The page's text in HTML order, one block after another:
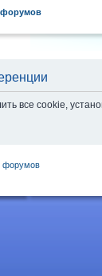
все cookie,
форумов